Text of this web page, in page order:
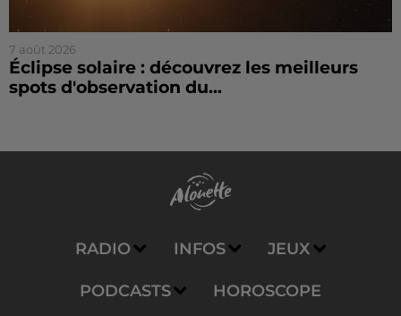
7 août 2026
Éclipse solaire : découvrez les meilleurs
spots d'observation du...
RADIO INFOS JEUX
PODCASTS HOROSCOPE